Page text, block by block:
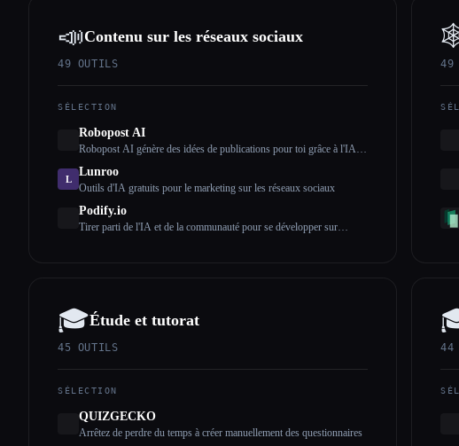
📣Contenu sur les réseaux sociaux
49 OUTILS
SÉLECTION
Robopost AI
Robopost AI génère des idées de publications pour toi grâce à l'IA et
L
Lunroo
Outils d'IA gratuits pour le marketing sur les réseaux sociaux
Podify.io
Tirer parti de l'IA et de la communauté pour se développer sur
49
🎓Étude et tutorat
45 OUTILS
SÉLECTION
QUIZGECKO
Arrêtez de perdre du temps à créer manuellement des questionnaires
44